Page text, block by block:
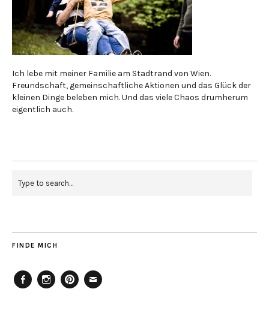
Ich lebe mit meiner Familie am Stadtrand von Wien.
Freundschaft, gemeinschaftliche Aktionen und das Glück der
kleinen Dinge beleben mich. Und das viele Chaos drumherum
eigentlich auch.
FINDE MICH